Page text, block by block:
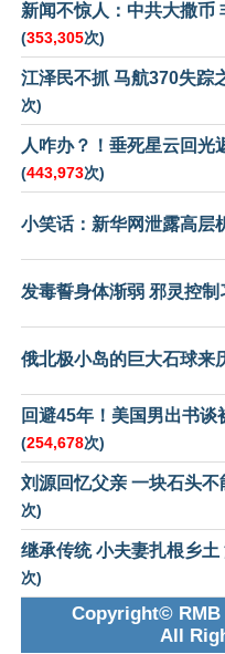
新闻不惊人：中共大撒币
(353,305次)
江泽民不抓 马航370失踪
次)
人咋办？！垂死星云回光
(443,973次)
小笑话：新华网泄露高层
发毒誓身体渐弱 邪灵控制
俄北极小岛的巨大石球来
回避45年！美国男出书谈
(254,678次)
刘源回忆父亲 一块石头不
次)
继承传统 小夫妻扎根乡土
次)
Copyright©
All